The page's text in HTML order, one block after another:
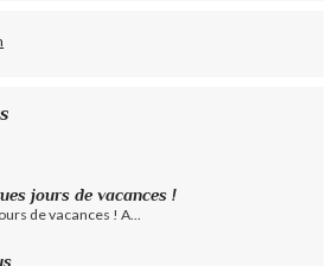
jours de vacances !
de vacances ! A...